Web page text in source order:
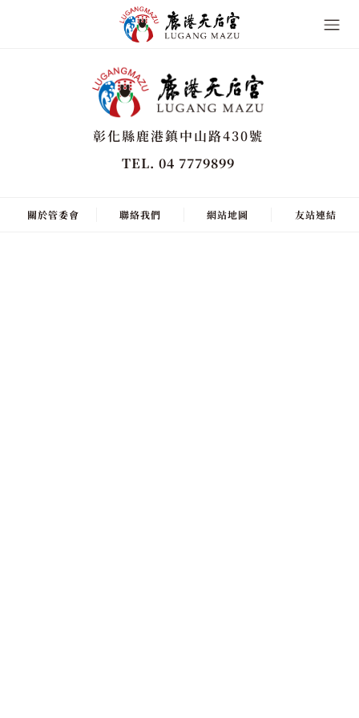
彰化縣鹿港鎮中山路430號
TEL. 04 7779899
關於管委會 聯絡我們 網站地圖 友站連結